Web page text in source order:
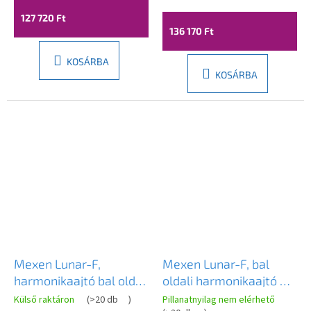
rozéarany profil, 836-
127 720 Ft
KOSÁRBA
matt réz profil, 836-
090-000-65-00-L
136 170 Ft
KOSÁRBA
Mexen Lunar-F,
harmonikaajtó bal oldali
zuhanyhoz 85 cm, 8
Külső raktáron (>20 db )
Mexen Lunar-F, bal
oldali harmonikaajtó 85
cm, 8 mm-es átlátszó
Pillanatnyilag nem elérhető